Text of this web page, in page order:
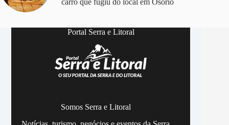
carro que fugiu do local em Osório
Portal Serra e Litoral
Somos Serra e Litoral